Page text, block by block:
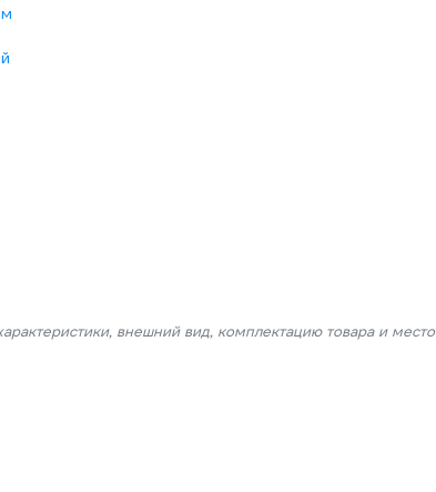
внешний вид, комплектацию товара и место